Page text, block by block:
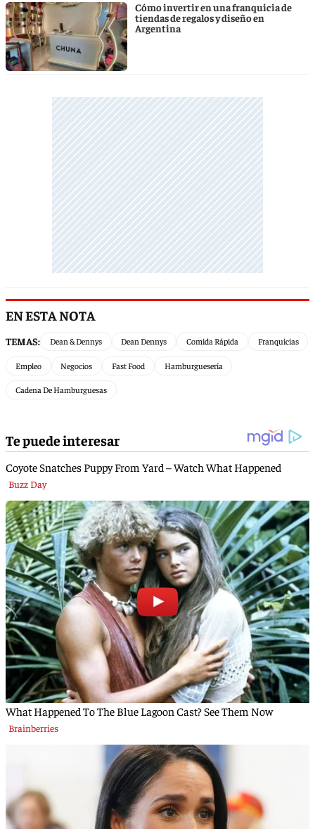
Cómo invertir en una franquicia de
tiendas de regalos y diseño en
Argentina
EN ESTA NOTA
TEMAS: Dean & Dennys Dean Dennys Comida Rápida Franquicias
Empleo Negocios Fast Food Hamburguesería
Cadena De Hamburguesas